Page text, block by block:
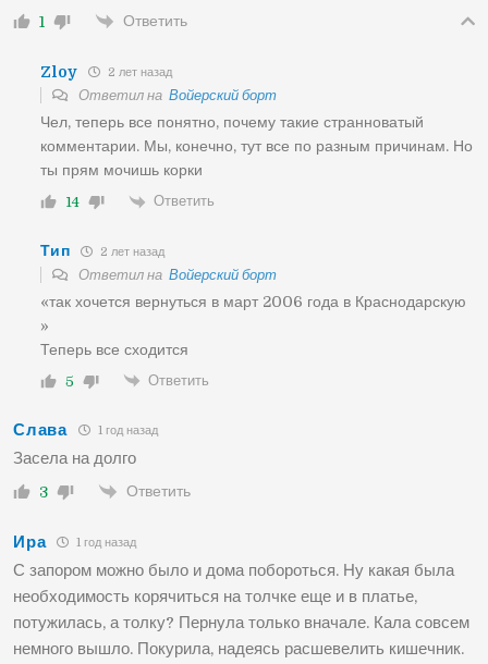
1 Ответить
Zloy 2 лет назад
Ответил наВойерский борт
Чел, теперь все понятно, почему такие странноватый
комментарии. Мы, конечно, тут все по разным причинам. Но
ты прям мочишь корки
14 Ответить
Тип 2 лет назад
Ответил наВойерский борт
«так хочется вернуться в март 2006 года в Краснодарскую
»
Теперь все сходится
5 Ответить
Слава 1 год назад
Засела на долго
3 Ответить
Ира 1 год назад
С запором можно было и дома побороться. Ну какая была
необходимость корячиться на толчке еще и в платье,
потужилась, а толку? Пернула только вначале. Кала совсем
немного вышло. Покурила, надеясь расшевелить кишечник.